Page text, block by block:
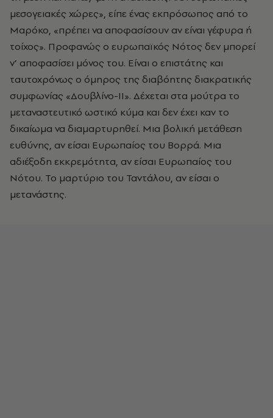
μεσογειακές χώρες», είπε ένας εκπρόσωπος από το
Μαρόκο, «πρέπει να αποφασίσουν αν είναι γέφυρα ή
τοίχος». Προφανώς ο ευρωπαϊκός Νότος δεν μπορεί
ν’ αποφασίσει μόνος του. Είναι ο επιστάτης και
ταυτοχρόνως ο όμηρος της διαβόητης διακρατικής
συμφωνίας «Δουβλίνο-ΙΙ». Δέχεται στα μούτρα το
μεταναστευτικό ωστικό κύμα και δεν έχει καν το
δικαίωμα να διαμαρτυρηθεί. Μια βολική μετάθεση
ευθύνης, αν είσαι Ευρωπαίος του Βορρά. Μια
αδιέξοδη εκκρεμότητα, αν είσαι Ευρωπαίος του
Νότου. Το μαρτύριο του Ταντάλου, αν είσαι ο
μετανάστης.